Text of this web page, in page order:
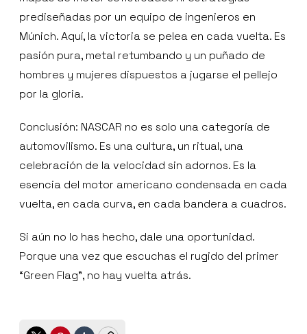
prediseñadas por un equipo de ingenieros en
Múnich. Aquí, la victoria se pelea en cada vuelta. Es
pasión pura, metal retumbando y un puñado de
hombres y mujeres dispuestos a jugarse el pellejo
por la gloria.
Conclusión: NASCAR no es solo una categoría de
automovilismo. Es una cultura, un ritual, una
celebración de la velocidad sin adornos. Es la
esencia del motor americano condensada en cada
vuelta, en cada curva, en cada bandera a cuadros.
Si aún no lo has hecho, dale una oportunidad.
Porque una vez que escuchas el rugido del primer
“Green Flag”, no hay vuelta atrás.